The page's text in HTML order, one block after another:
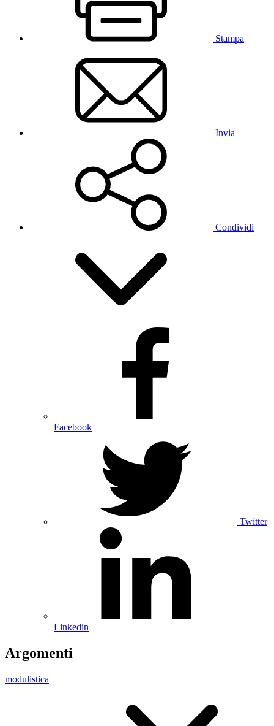
Stampa
Invia
Condividi
Facebook
Twitter
Linkedin
Argomenti
modulistica